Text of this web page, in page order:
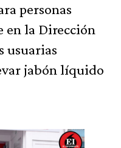
personas
en la Dirección
usuarias
jabón líquido